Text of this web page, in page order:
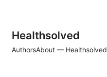
Healthsolved
AuthorsAbout — Healthsolved